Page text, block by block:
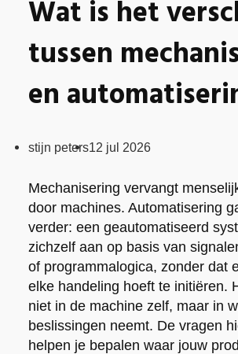
Wat is het
tussen
en
Posted
stijn peters12 jul 2026
Mechanisering vervangt
door machines. Automatisering
verder: een geautomatiseerd
zichzelf aan op basis van
of programmalogica, zonder dat
elke handeling hoeft te initiëren.
niet in de machine zelf, maar in
beslissingen neemt. De vragen
helpen je bepalen waar jouw